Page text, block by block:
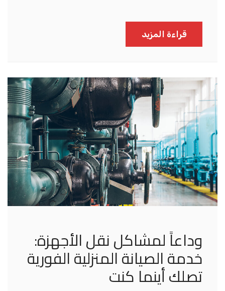
قراءة المزيد
وداعاً لمشاكل نقل الأجهزة:
خدمة الصيانة المنزلية الفورية
تصلك أينما كنت